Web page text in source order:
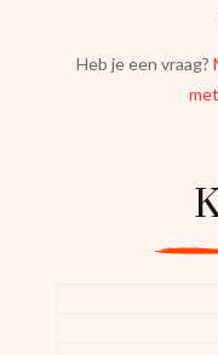
Heb je een vraag?